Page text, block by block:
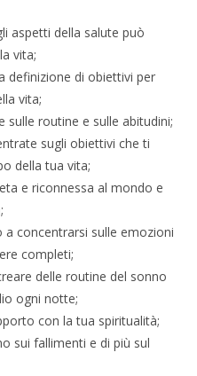
aspetti della salute può
vita;
definizione di obiettivi per
vita;
sulle routine e sulle abitudini;
sugli obiettivi che ti
della tua vita;
e riconnessa al mondo e
concentrarsi sulle emozioni
completi;
delle routine del sonno
ogni notte;
con la tua spiritualità;
sui fallimenti e di più sul